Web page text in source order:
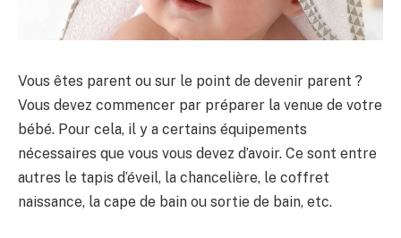
Vous êtes parent ou sur le point de devenir parent ?
Vous devez commencer par préparer la venue de votre
bébé. Pour cela, il y a certains équipements
nécessaires que vous vous devez d’avoir. Ce sont entre
autres le tapis d’éveil, la chancelière, le coffret
naissance, la cape de bain ou sortie de bain, etc.